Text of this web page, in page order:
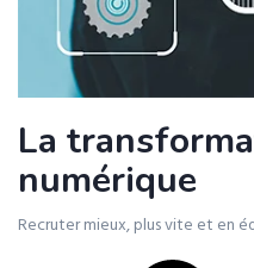
La
numérique
Recruter mieux, plus vite et en